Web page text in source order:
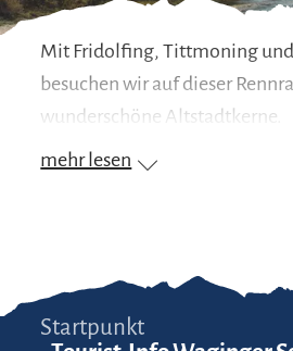
Mit Fridolfing, Tittmoning
besuchen wir auf dieser
wunderschöne Altstadtkerne.
mehr lesen
Startpunkt